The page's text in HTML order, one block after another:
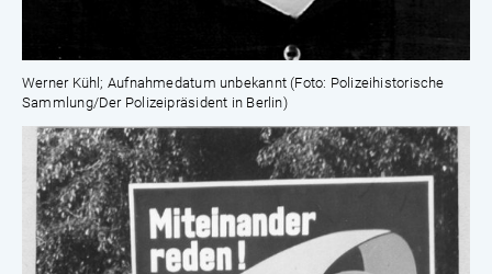
Werner Kühl; Aufnahmedatum unbekannt (Foto: Polizeihistorische
Sammlung/Der Polizeipräsident in Berlin)